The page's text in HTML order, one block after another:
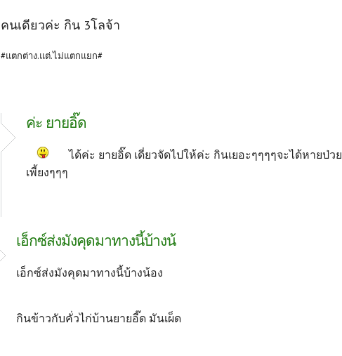
คนเดียวค่ะ กิน 3โลจ้า
#แตกต่าง.แต่.ไม่แตกแยก#
ค่ะ ยายอิ๊ด
ได้ค่ะ ยายอิ๊ด เดี่ยวจัดไปให้ค่ะ กินเยอะๆๆๆๆจะได้หายป่วย
เพี้ยงๆๆๆ
เอ็กซ์ส่งมังคุดมาทางนี้บ้างน้
เอ็กซ์ส่งมังคุดมาทางนี้บ้างน้อง
กินข้าวกับคั่วไก่บ้านยายอี๊ด มันเผ็ด